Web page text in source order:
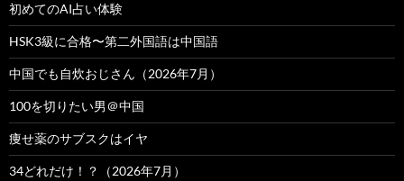
初めてのAI占い体験
HSK3級に合格〜第二外国語は中国語
中国でも自炊おじさん（2026年7月）
100を切りたい男＠中国
痩せ薬のサブスクはイヤ
34どれだけ！？（2026年7月）